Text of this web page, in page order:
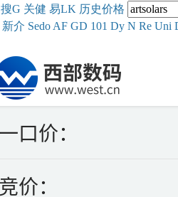
搜G 关健 易LK 历史价格
新介 Sedo AF GD 101 Dy N Re Uni